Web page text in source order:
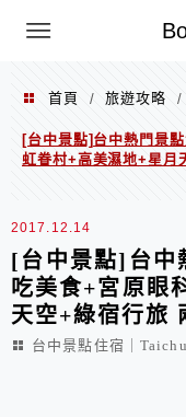
選單
首頁 / 旅遊攻略 /
[台中景點]台中熱門景
虹眷村+高美濕地+星月
2017.12.14
[台中景點]台中
吃美食+宮原眼
天空+綠宿行旅
台中景點住宿｜